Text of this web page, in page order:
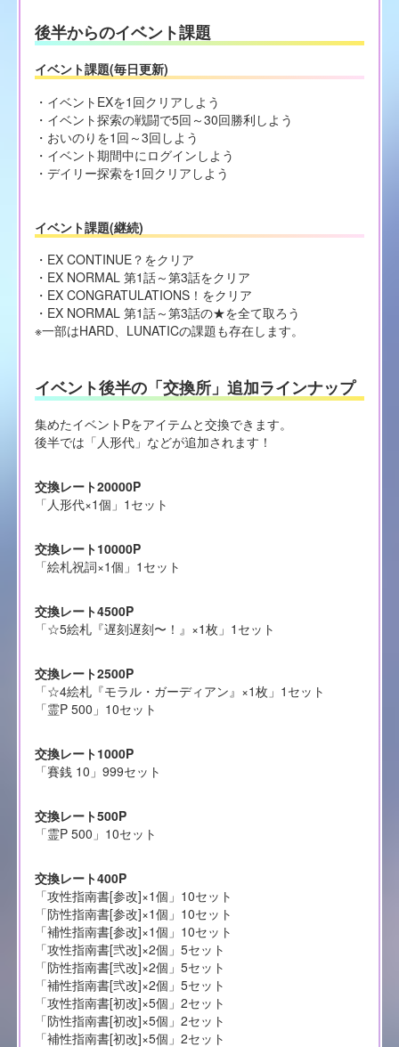
後半からのイベント課題
イベント課題(毎日更新)
・イベントEXを1回クリアしよう
・イベント探索の戦闘で5回～30回勝利しよう
・おいのりを1回～3回しよう
・イベント期間中にログインしよう
・デイリー探索を1回クリアしよう
イベント課題(継続)
・EX CONTINUE？をクリア
・EX NORMAL 第1話～第3話をクリア
・EX CONGRATULATIONS！をクリア
・EX NORMAL 第1話～第3話の★を全て取ろう
※一部はHARD、LUNATICの課題も存在します。
イベント後半の「交換所」追加ラインナップ
集めたイベントPをアイテムと交換できます。
後半では「人形代」などが追加されます！
交換レート20000P
「人形代×1個」1セット
交換レート10000P
「絵札祝詞×1個」1セット
交換レート4500P
「☆5絵札『遅刻遅刻〜！』×1枚」1セット
交換レート2500P
「☆4絵札『モラル・ガーディアン』×1枚」1セット
「霊P 500」10セット
交換レート1000P
「賽銭 10」999セット
交換レート500P
「霊P 500」10セット
交換レート400P
「攻性指南書[参改]×1個」10セット
「防性指南書[参改]×1個」10セット
「補性指南書[参改]×1個」10セット
「攻性指南書[弐改]×2個」5セット
「防性指南書[弐改]×2個」5セット
「補性指南書[弐改]×2個」5セット
「攻性指南書[初改]×5個」2セット
「防性指南書[初改]×5個」2セット
「補性指南書[初改]×5個」2セット